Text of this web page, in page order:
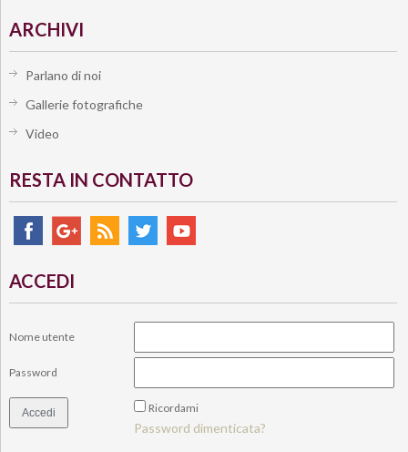
ARCHIVI
Parlano di noi
Gallerie fotografiche
Video
RESTA IN CONTATTO
ACCEDI
Nome utente
Password
Ricordami
Password dimenticata?